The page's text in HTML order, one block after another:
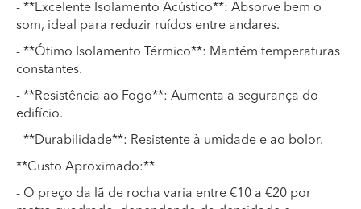
- **Excelente Isolamento Acústico**: Absorve bem o
som, ideal para reduzir ruídos entre andares.
- **Ótimo Isolamento Térmico**: Mantém temperaturas
constantes.
- **Resistência ao Fogo**: Aumenta a segurança do
edifício.
- **Durabilidade**: Resistente à umidade e ao bolor.
**Custo Aproximado:**
- O preço da lã de rocha varia entre €10 a €20 por